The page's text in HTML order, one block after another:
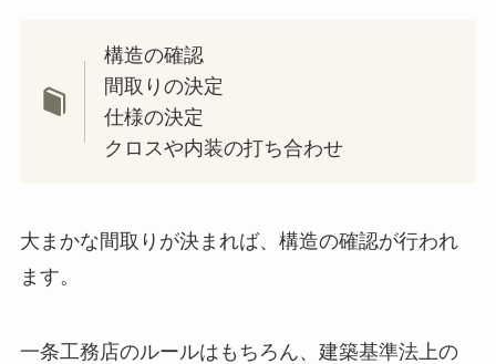
構造の確認
間取りの決定
仕様の決定
クロスや内装の打ち合わせ
大まかな間取りが決まれば、構造の確認が行われ
ます。
一条工務店のルールはもちろん、建築基準法上の